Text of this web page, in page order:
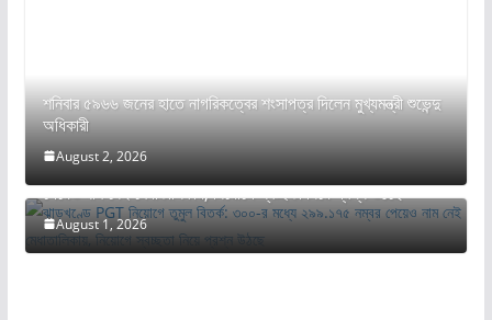
শনিবার ৫৯৬৬ জনের হাতে নাগরিকত্বের শংসাপত্র দিলেন মুখ্যমন্ত্রী শুভেন্দু
অধিকারী
August 2, 2026
ঝাড়খণ্ডে PGT নিয়োগে তুমুল বিতর্ক: ৩০০-র মধ্যে ২৯৯.১৭৫ নম্বর
পেয়েও নাম নেই মেধাতালিকায়, নিয়োগে স্বচ্ছতা নিয়ে প্রশ্ন উঠছে
August 1, 2026